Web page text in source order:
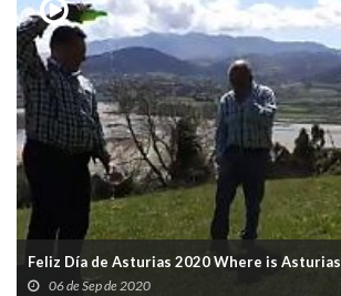
Feliz Día de Asturias 2020 Where is Asturias
06 de Sep de 2020